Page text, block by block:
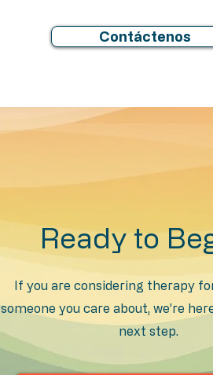
Contáctenos
Ready to
If you are considering therapy
someone you care about, we’re
next step.